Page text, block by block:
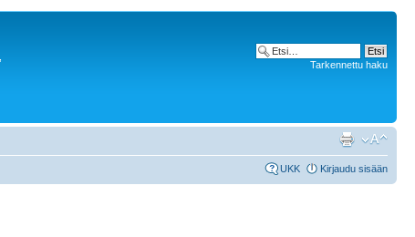
Tarkennettu haku
UKK Kirjaudu sisään